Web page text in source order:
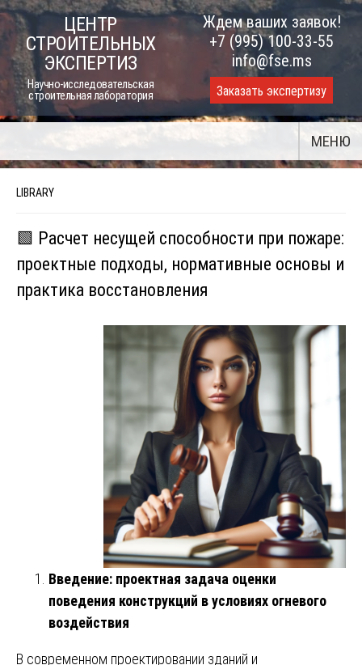
Skip
to
content
ЦЕНТР
СТРОИТЕЛЬНЫХ
ЭКСПЕРТИЗ
Научно-исследовательская
строительная лаборатория
Ждем ваших заявок!
+7 (995) 100-33-55
info@fse.ms
Заказать экспертизу
МЕНЮ
LIBRARY
🟩 Расчет несущей способности при пожаре:
проектные подходы, нормативные основы и
практика восстановления
Введение: проектная задача оценки
поведения конструкций в условиях огневого
воздействия
В современном проектировании зданий и